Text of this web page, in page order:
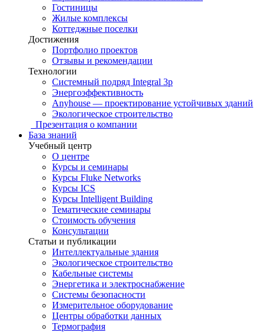
Гостиницы
Жилые комплексы
Коттеджные поселки
Достижения
Портфолио проектов
Отзывы и рекомендации
Технологии
Системный подряд Integral 3p
Энергоэффективность
Anyhouse — проектирование устойчивых зданий
Экологическое строительство
Презентация о компании
База знаний
Учебный центр
О центре
Курсы и семинары
Курсы Fluke Networks
Курсы ICS
Курсы Intelligent Building
Тематические семинары
Стоимость обучения
Консультации
Статьи и публикации
Интеллектуальные здания
Экологическое строительство
Кабельные системы
Энергетика и электроснабжение
Системы безопасности
Измерительное оборудование
Центры обработки данных
Термография